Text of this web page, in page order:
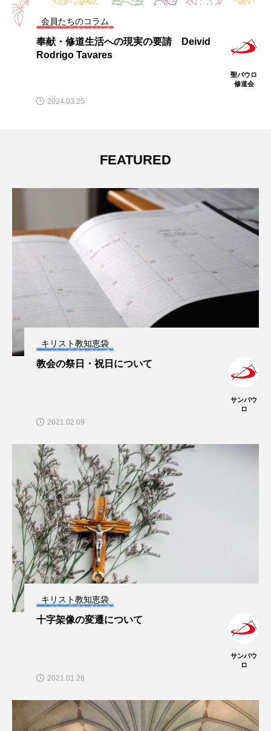
会員たちのコラム
奉献・修道生活への現実の要請 Deivid
Rodrigo Tavares
聖パウロ
修道会
2024.03.25
FEATURED
キリスト教知恵袋
教会の祭日・祝日について
サンパウ
ロ
2021.02.09
キリスト教知恵袋
十字架像の変遷について
サンパウ
ロ
2021.01.26